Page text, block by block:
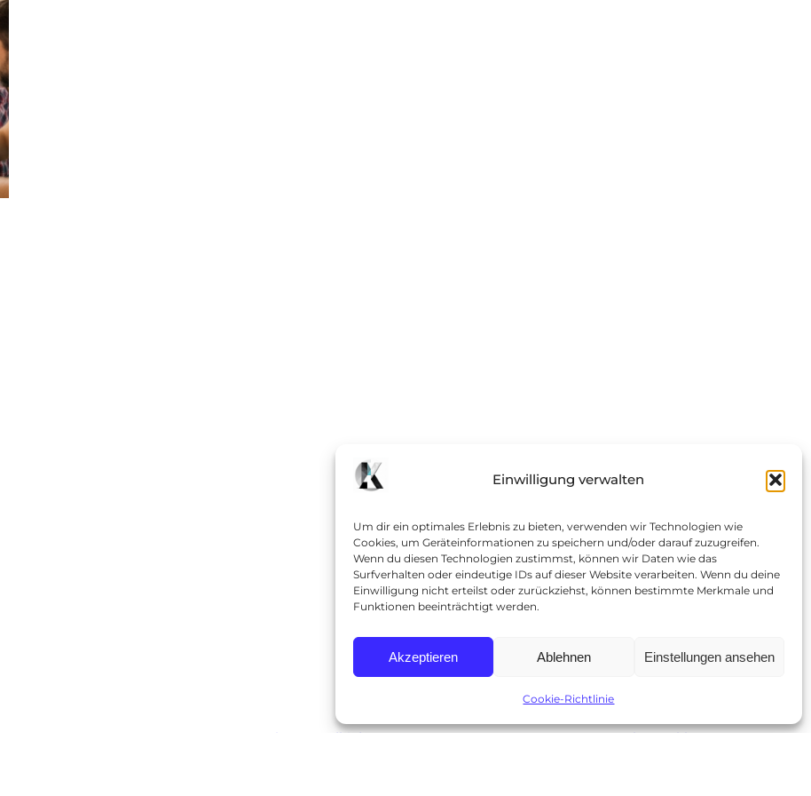
Einwilligung verwalten
Um dir ein optimales Erlebnis zu bieten, verwenden wir Technologien wie
Cookies, um Geräteinformationen zu speichern und/oder darauf zuzugreifen.
Wenn du diesen Technologien zustimmst, können wir Daten wie das
Surfverhalten oder eindeutige IDs auf dieser Website verarbeiten. Wenn du deine
Einwilligung nicht erteilst oder zurückziehst, können bestimmte Merkmale und
Funktionen beeinträchtigt werden.
Akzeptieren Ablehnen Einstellungen ansehen
Cookie-Richtlinie
kunstundki.de DatenschutzerklärungImpressum